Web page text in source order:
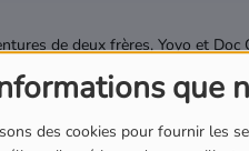
que
des cookies pour fournir les
de deux frères, Yoyo et Doc
ils rencontrent des
moyen de rentrer chez eux.